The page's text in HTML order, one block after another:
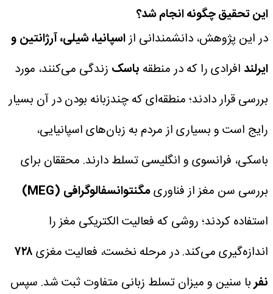
این تحقیق چگونه انجام شد؟
در این پژوهش، دانشمندانی ازاسپانیا، شیلی، آرژانتین و
ایرلندافرادی را که در منطقه باسک زندگی می‌کنند، مورد
بررسی قرار دادند؛ منطقه‌ای که چندزبانه بودن در آن بسیار
رایج است و بسیاری از مردم به زبان‌های اسپانیایی،
باسکی، فرانسوی و انگلیسی تسلط دارند. محققان برای
بررسی سن مغز از فناوریمگنتوانسفالوگرافی (MEG)
استفاده کردند؛ روشی که فعالیت الکتریکی مغز را
اندازه‌گیری می‌کند.در مرحله نخست، فعالیت مغزی۷۲۸
نفربا سنین و میزان تسلط زبانی متفاوت ثبت شد. سپس